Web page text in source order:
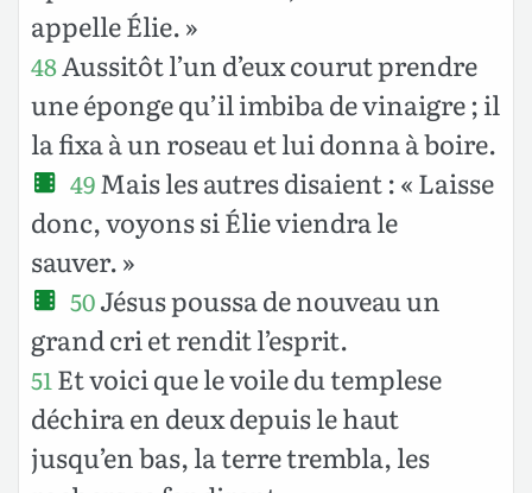
appelle Élie. »
48Aussitôt l’un d’eux courut prendre
une éponge qu’il imbiba de vinaigre ; il
la fixa à un roseau et lui donna à boire.
49Mais les autres disaient : « Laisse
donc, voyons si Élie viendra le
sauver. »
50Jésus poussa de nouveau un
grand cri et rendit l’esprit.
51 Et voici que le voile du templese
déchira en deux depuis le haut
jusqu’en bas, la terre trembla, les